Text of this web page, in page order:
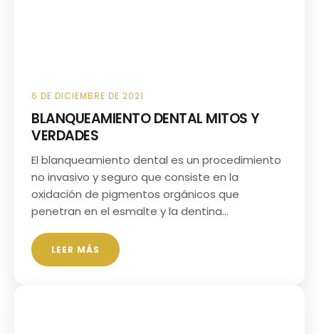
6 DE DICIEMBRE DE 2021
BLANQUEAMIENTO DENTAL MITOS Y
VERDADES
El blanqueamiento dental es un procedimiento
no invasivo y seguro que consiste en la
oxidación de pigmentos orgánicos que
penetran en el esmalte y la dentina…
LEER MÁS